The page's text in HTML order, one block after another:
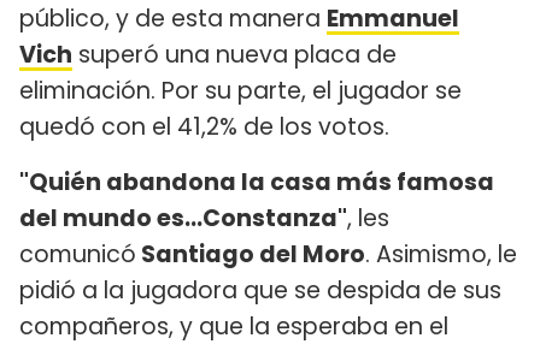
público, y de esta manera Emmanuel
Vich superó una nueva placa de
eliminación. Por su parte, el jugador se
quedó con el 41,2% de los votos.
"Quién abandona la casa más famosa
del mundo es...Constanza", les
comunicó Santiago del Moro. Asimismo, le
pidió a la jugadora que se despida de sus
compañeros, y que la esperaba en el